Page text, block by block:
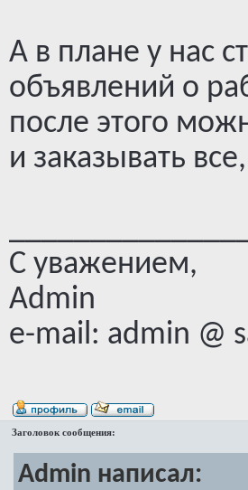
А в плане у нас
объявлений о
после этого
и заказывать
С уважением,
Admin
e-mail: admin @
Заголовок сообщения:
Admin написал: